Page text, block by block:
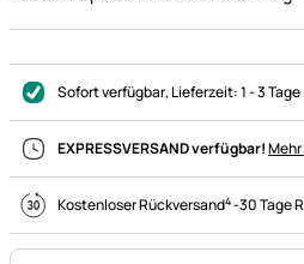
Sofort verfügbar, Lieferzeit:1 - 3 Tage
EXPRESSVERSAND verfügbar!
Kostenloser Rückversand4-30 Tage